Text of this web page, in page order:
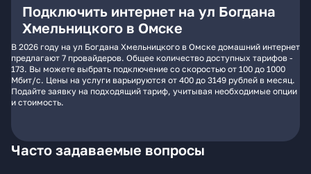
Подключить интернет на ул Богдана
Хмельницкого в Омске
В 2026 году на ул Богдана Хмельницкого в Омске домашний интернет
предлагают 7 провайдеров. Общее количество доступных тарифов -
173. Вы можете выбрать подключение со скоростью от 100 до 1000
Мбит/с. Цены на услуги варьируются от 400 до 3149 рублей в месяц.
Подайте заявку на подходящий тариф, учитывая необходимые опции
и стоимость.
Часто задаваемые вопросы